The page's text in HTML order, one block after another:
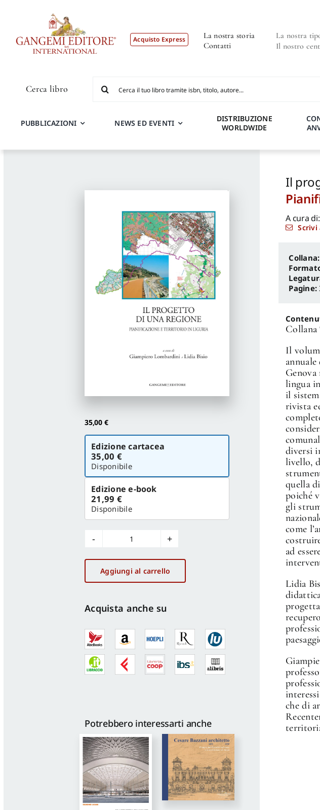
Acquisto Express
La nostra storia
Contatti
La nostra
Il nostro
Cerca libro
per:
PUBBLICAZIONI NEWS ED EVENTI
DISTRIBUZIONE
WORLDWIDE
35,00 €
Scegli
versione
Edizione cartacea
35,00 €
Disponibile
Edizione e-book
21,99 €
Disponibile
Il
progetto
di
una
quantità
Aggiungi al carrello
Acquista anche su
Potrebbero interessarti anche
Il
A cura di:
Pagine:
Il
lingua
il
rivista
diversi
livello,
quella
poiché
gli
come
ad
Lidia
che di